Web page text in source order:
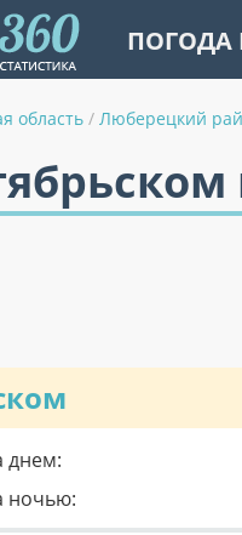
ПОГОДА
область / Люберецкий
днем:
ночью: